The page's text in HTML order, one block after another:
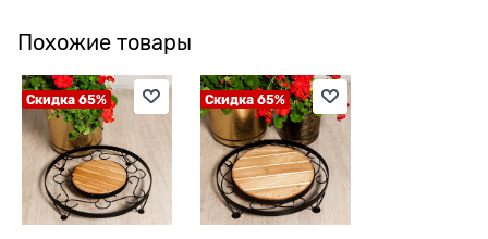
Похожие товары
Скидка 65% Скидка 65%